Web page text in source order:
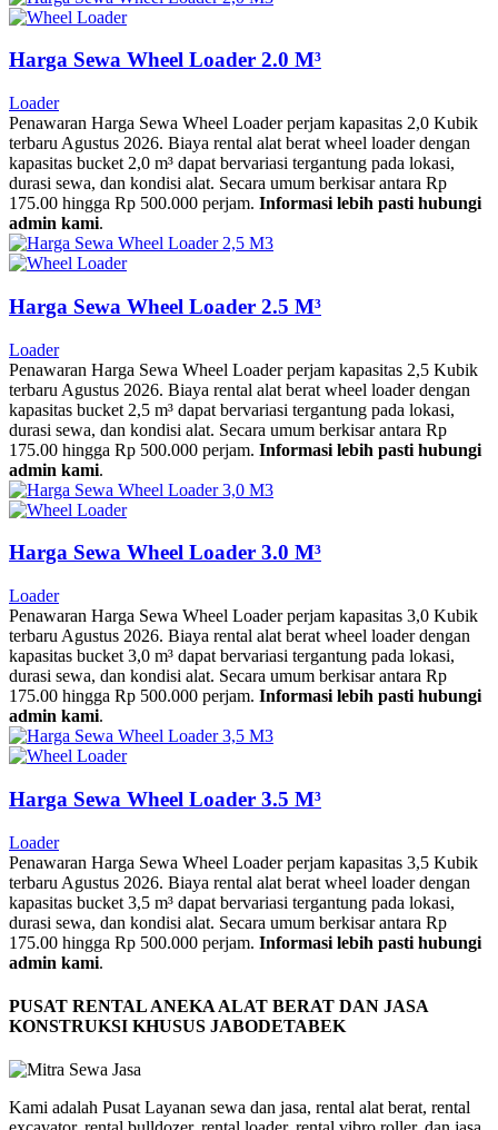
Harga Sewa Wheel Loader 2.0 M³
Loader
Penawaran Harga Sewa Wheel Loader perjam kapasitas 2,0 Kubik
terbaru Agustus 2026. Biaya rental alat berat wheel loader dengan
kapasitas bucket 2,0 m³ dapat bervariasi tergantung pada lokasi,
durasi sewa, dan kondisi alat. Secara umum berkisar antara Rp
175.00 hingga Rp 500.000 perjam. Informasi lebih pasti hubungi
admin kami.
Harga Sewa Wheel Loader 2.5 M³
Loader
Penawaran Harga Sewa Wheel Loader perjam kapasitas 2,5 Kubik
terbaru Agustus 2026. Biaya rental alat berat wheel loader dengan
kapasitas bucket 2,5 m³ dapat bervariasi tergantung pada lokasi,
durasi sewa, dan kondisi alat. Secara umum berkisar antara Rp
175.00 hingga Rp 500.000 perjam. Informasi lebih pasti hubungi
admin kami.
Harga Sewa Wheel Loader 3.0 M³
Loader
Penawaran Harga Sewa Wheel Loader perjam kapasitas 3,0 Kubik
terbaru Agustus 2026. Biaya rental alat berat wheel loader dengan
kapasitas bucket 3,0 m³ dapat bervariasi tergantung pada lokasi,
durasi sewa, dan kondisi alat. Secara umum berkisar antara Rp
175.00 hingga Rp 500.000 perjam. Informasi lebih pasti hubungi
admin kami.
Harga Sewa Wheel Loader 3.5 M³
Loader
Penawaran Harga Sewa Wheel Loader perjam kapasitas 3,5 Kubik
terbaru Agustus 2026. Biaya rental alat berat wheel loader dengan
kapasitas bucket 3,5 m³ dapat bervariasi tergantung pada lokasi,
durasi sewa, dan kondisi alat. Secara umum berkisar antara Rp
175.00 hingga Rp 500.000 perjam. Informasi lebih pasti hubungi
admin kami.
PUSAT RENTAL ANEKA ALAT BERAT DAN JASA
KONSTRUKSI KHUSUS JABODETABEK
Kami adalah Pusat Layanan sewa dan jasa, rental alat berat, rental